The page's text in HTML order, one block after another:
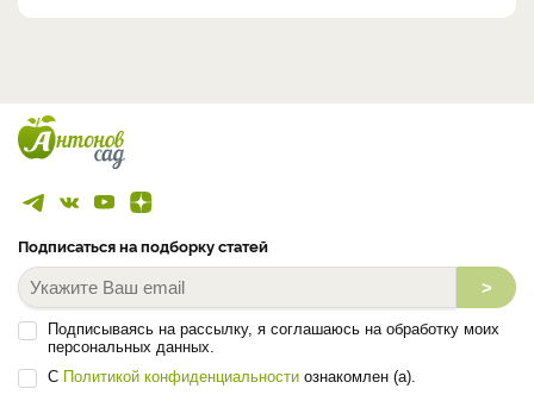
Подписаться на подборку статей
>
Подписываясь на рассылку, я соглашаюсь на обработку моих
персональных данных.
С Политикой конфиденциальности ознакомлен (а).